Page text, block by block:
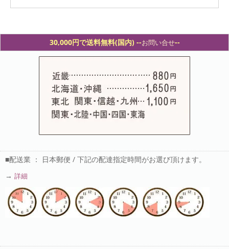
30,000円で送料無料(国内) --お問い合せ--
■配送業 ： 日本郵便 / 下記の配達指定時間がお選び頂けます。
→ 詳細